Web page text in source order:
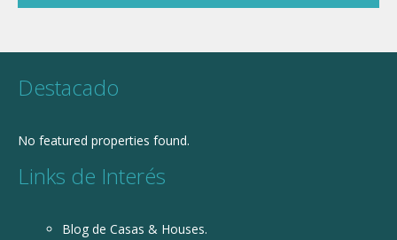
Destacado
No featured properties found.
Links de Interés
Blog de Casas & Houses.